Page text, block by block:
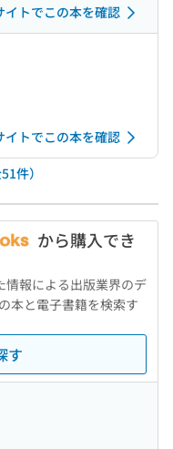
トでこの本を確認
イトでこの本を確認
件）
から購入でき
情報による出版業界のデ
本と電子書籍を検索す
す